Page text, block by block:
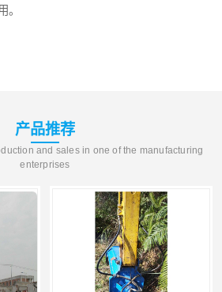
。
产品推荐
and sales in one of the manufacturing
enterprises